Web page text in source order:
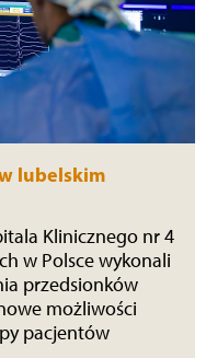
lubelskim
Klinicznego nr 4
w Polsce wykonali
przedsionków
możliwości
pacjentów